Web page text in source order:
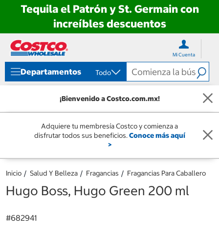
Tequila el Patrón y St. Germain con
increíbles descuentos
directo
contenido
directo
menú
navegación
Mi Cuenta
Departamentos Todo
¡Bienvenido a Costco.com.mx!
Adquiere tu membresía Costco y comienza a
disfrutar todos sus beneficios.Conoce más aquí
>
Inicio Salud Y Belleza Fragancias Fragancias Para Caballero
Hugo Boss, Hugo Green 200 ml
#682941